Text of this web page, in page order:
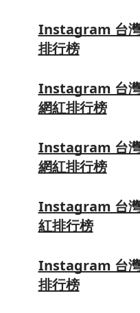
Instagram 台
排行榜
Instagram 台
網紅排行榜
Instagram 台
網紅排行榜
Instagram 台
紅排行榜
Instagram 台
排行榜